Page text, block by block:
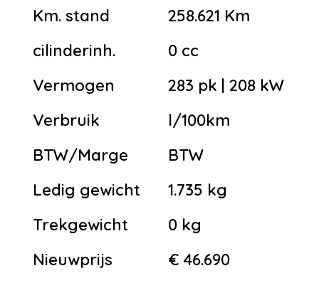
Km. stand
258.621 Km
cilinderinh.
0 cc
Vermogen
283 pk | 208 kW
Verbruik
l/100km
BTW/Marge
BTW
Ledig gewicht
1.735 kg
Trekgewicht
0 kg
Nieuwprijs
€ 46.690